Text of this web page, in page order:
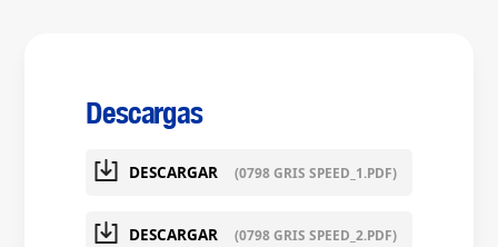
Descargas
DESCARGAR (0798 GRIS SPEED_1.PDF)
DESCARGAR (0798 GRIS SPEED_2.PDF)